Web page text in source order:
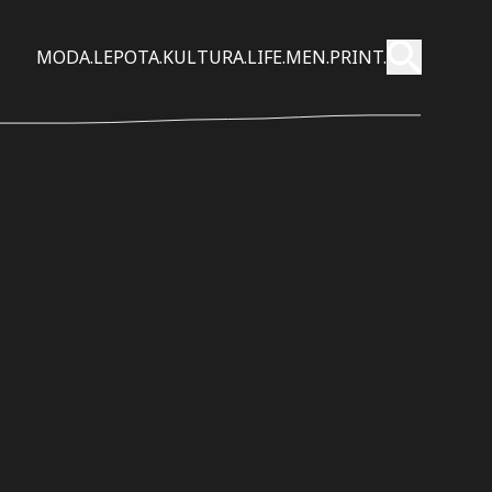
MODA.LEPOTA.KULTURA.LIFE.MEN.PRINT. Pretraži